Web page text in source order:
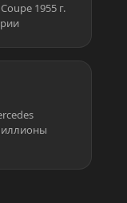
1955 г.